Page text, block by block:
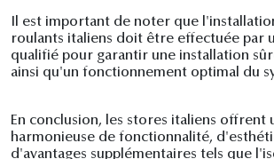
Il est important de noter que
roulants italiens doit être effectuée par
qualifié pour garantir une installation
ainsi qu'un fonctionnement optimal du
En conclusion, les stores italiens offrent
harmonieuse de fonctionnalité,
d'avantages supplémentaires tels que